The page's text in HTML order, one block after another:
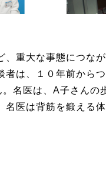
、重大な事態につな
者は、１０年前から
名医は、A子さんの
名医は背筋を鍛える